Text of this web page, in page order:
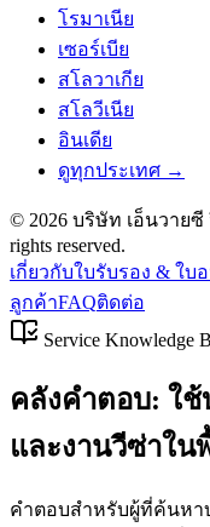
โรมาเนีย
เซอร์เบีย
สโลวาเกีย
สโลวีเนีย
อินเดีย
ดูทุกประเทศ →
© 2026 บริษัท เอ็นวาย
rights reserved.
เกี่ยวกับใบรับรอง & ใบ
ลูกค้าFAQติดต่อ
Service Knowledge
คลังคำตอบ: ใช้
และงานวีซ่าใ
คำตอบสำหรับผู้ที่ค้นหา